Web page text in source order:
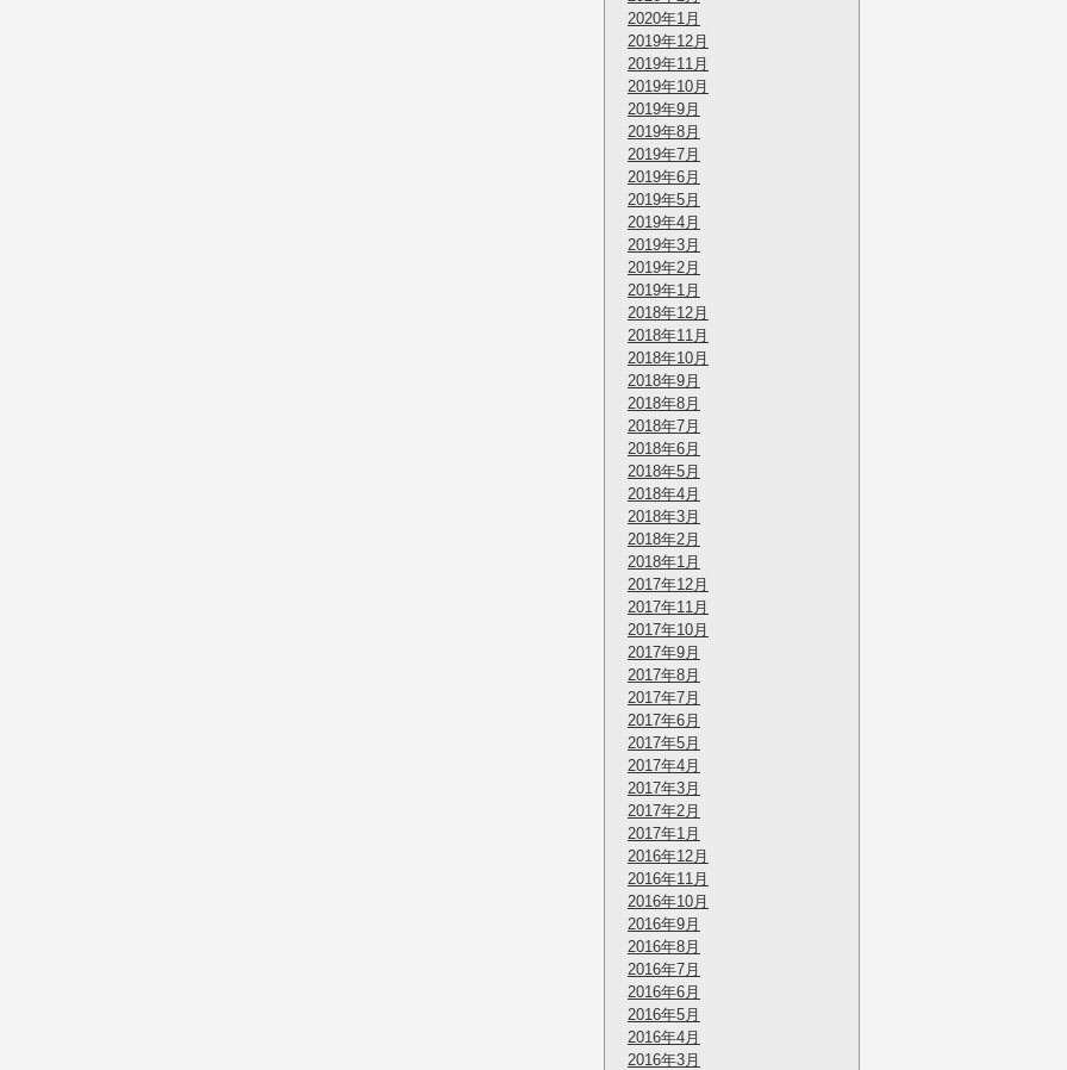
2020年1月
2019年12月
2019年11月
2019年10月
2019年9月
2019年8月
2019年7月
2019年6月
2019年5月
2019年4月
2019年3月
2019年2月
2019年1月
2018年12月
2018年11月
2018年10月
2018年9月
2018年8月
2018年7月
2018年6月
2018年5月
2018年4月
2018年3月
2018年2月
2018年1月
2017年12月
2017年11月
2017年10月
2017年9月
2017年8月
2017年7月
2017年6月
2017年5月
2017年4月
2017年3月
2017年2月
2017年1月
2016年12月
2016年11月
2016年10月
2016年9月
2016年8月
2016年7月
2016年6月
2016年5月
2016年4月
2016年3月